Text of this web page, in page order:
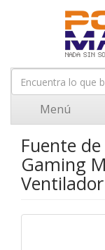
Menú
Fuente
Gaming